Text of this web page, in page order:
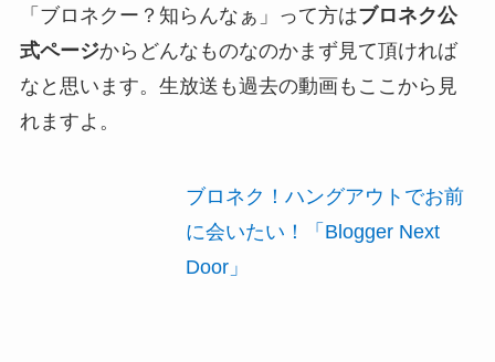
「ブロネクー？知らんなぁ」って方はブロネク公
式ページからどんなものなのかまず見て頂ければ
なと思います。生放送も過去の動画もここから見
れますよ。
ブロネク！ハングアウトでお前
に会いたい！「Blogger Next
Door」